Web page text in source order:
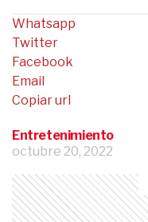
Entretenimiento
octubre 20, 2022
Whatsapp
Twitter
Facebook
Email
Copiar url